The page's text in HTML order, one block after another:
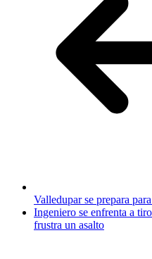
Valledupar se prepara
Ingeniero se enfrenta a
frustra un asalto